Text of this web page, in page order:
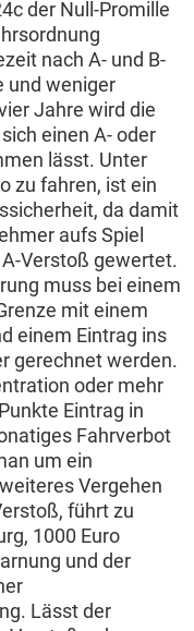
der Null-Promille
nach A- und B-
und weniger
Jahre wird die
einen A- oder
lässt. Unter
zu fahren, ist ein
da damit
aufs Spiel
Verstoß gewertet.
muss bei einem
mit einem
einem Eintrag ins
gerechnet werden.
oder mehr
Eintrag in
Fahrverbot
um ein
Vergehen
führt zu
1000 Euro
und der
Lässt der